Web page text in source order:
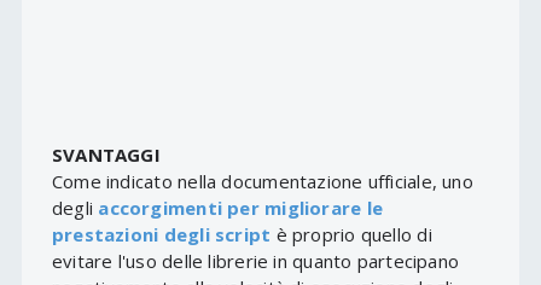
SVANTAGGI
Come indicato nella documentazione ufficiale, uno
degli accorgimenti per migliorare le
prestazioni degli script è proprio quello di
evitare l'uso delle librerie in quanto partecipano